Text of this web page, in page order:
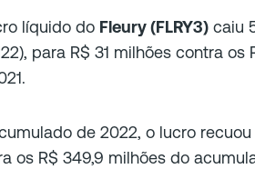
líquido do Fleury (FLRY3) caiu
para R$ 31 milhões contra
de 2022, o lucro
os R$ 349,9 milhões do